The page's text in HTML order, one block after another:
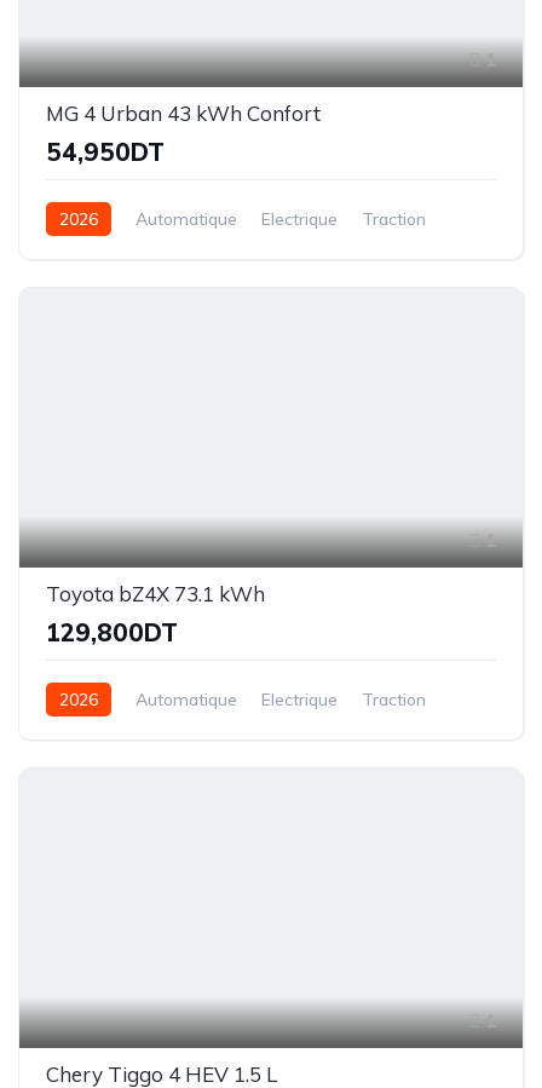
1
MG 4 Urban 43 kWh Confort
54,950DT
2026 Automatique Electrique Traction
1
Toyota bZ4X 73.1 kWh
129,800DT
2026 Automatique Electrique Traction
1
Chery Tiggo 4 HEV 1.5 L